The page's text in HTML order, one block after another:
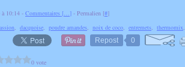
à 10:14 - Commentaires […] - Permalien [#]
, dacquoise, poudre amandes, noix de coco, entremets, thermomix,
Repost
0
0 vote